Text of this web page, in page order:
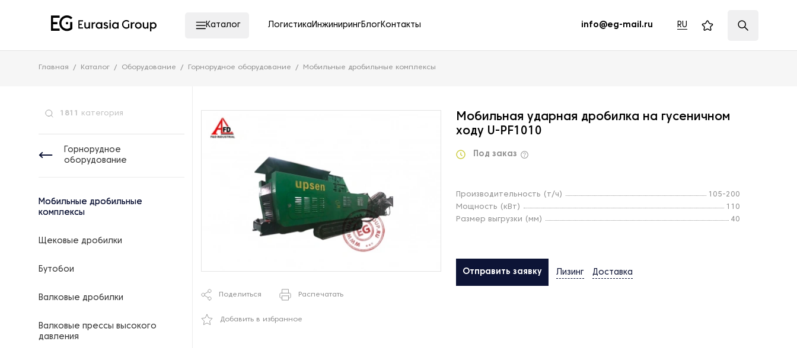
Каталог Логистика ИнжинирингБлогКонтакты info@eg-mail.ru RU
Главная Каталог Оборудование Горнорудное оборудование Мобильные дробильные комплексы
1811 категория
Горнорудное
оборудование
Мобильные дробильные
комплексы
Щековые дробилки
Бутобои
Валковые дробилки
Валковые прессы высокого
давления
Поделиться Распечатать
Добавить в избранное
Мобильная ударная дробилка на гусеничном
ходу U-PF1010
Под заказ
Производительность (т/ч)
105-200
Мощность (кВт)
110
Размер выгрузки (мм)
40
Отправить заявку Лизинг Доставка